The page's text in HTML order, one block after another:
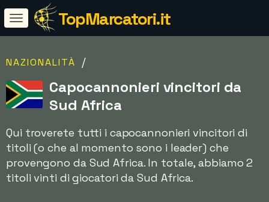
TopMarcatori.it
NAZIONALITÀ /
Capocannonieri vincitori da
Sud Africa
Qui troverete tutti i capocannonieri vincitori di
titoli (o che al momento sono i leader) che
provengono da Sud Africa. In totale, abbiamo 2
titoli vinti di giocatori da Sud Africa.